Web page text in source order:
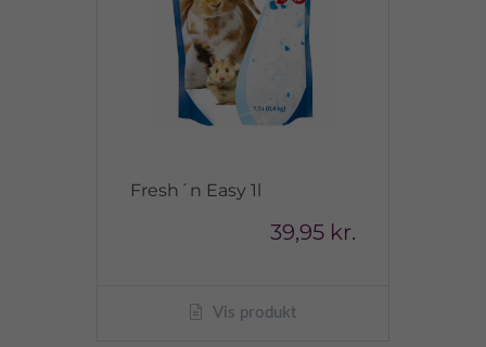
Fresh´n Easy 1l
39,95 kr.
Vis produkt